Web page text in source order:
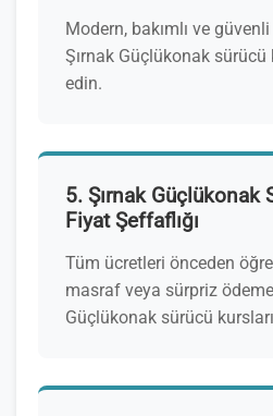
Modern, bakımlı ve
Şırnak Güçlükonak sürücü
edin.
5. Şırnak Güçlükonak
Fiyat Şeffaflığı
Tüm ücretleri önceden
masraf veya sürpriz
Güçlükonak sürücü